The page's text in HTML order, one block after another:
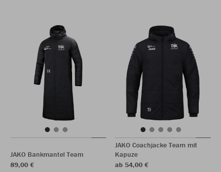
JAKO Bankmantel Team
89,00 €
JAKO Coachjacke Team mit
Kapuze
ab 54,00 €